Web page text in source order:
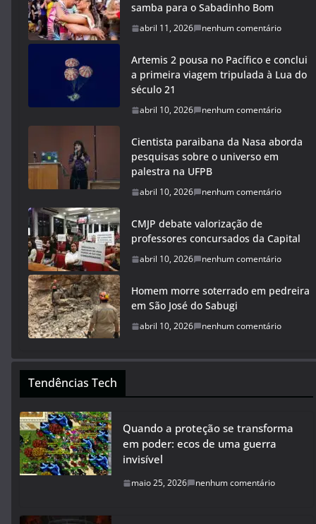
samba para o Sabadinho Bom
abril 11, 2026 nenhum comentário
Artemis 2 pousa no Pacífico e conclui
a primeira viagem tripulada à Lua do
século 21
abril 10, 2026 nenhum comentário
Cientista paraibana da Nasa aborda
pesquisas sobre o universo em
palestra na UFPB
abril 10, 2026 nenhum comentário
CMJP debate valorização de
professores concursados da Capital
abril 10, 2026 nenhum comentário
Homem morre soterrado em pedreira
em São José do Sabugi
abril 10, 2026 nenhum comentário
Tendências Tech
Quando a proteção se transforma
em poder: ecos de uma guerra
invisível
maio 25, 2026 nenhum comentário